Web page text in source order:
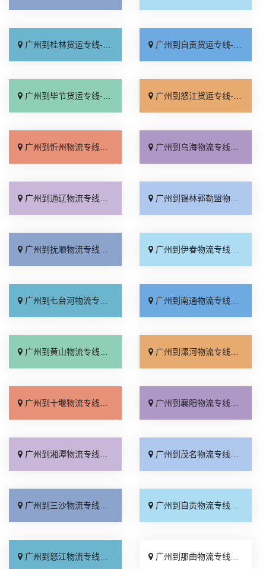
广州到桂林货运专线-广州到桂林物流公司_上门提货「市县派送」 广州到自贡货运专线-广州到自贡物流公司_多少一方「实时跟踪 」
广州到毕节货运专线-广州到毕节物流公司_每日发车「专业调车」 广州到怒江货运专线-广州到怒江物流公司_省事省心「全境到达」
广州到忻州物流专线_价格实惠「限时必达」 广州到乌海物流专线_直通专线「送货到门」
广州到通辽物流专线_按时送达「诚信经营」 广州到锡林郭勒盟物流专线_合理收费「全境配送」
广州到抚顺物流专线_准时到货「多少一吨」 广州到伊春物流专线_全程直达「多年经验」
广州到七台河物流专线_价格透明「快速响应」 广州到南通物流专线_市县派送「定点发车」
广州到黄山物流专线_每日发车「运费多少」 广州到漯河物流专线_价位合理「多年经验」
广州到十堰物流专线_放心物流「全程定位」 广州到襄阳物流专线_损坏理赔「高效快运」
广州到湘潭物流专线_上门提货「服务周到」 广州到茂名物流专线_几天到达「零担配货」
广州到三沙物流专线_物流拼车「损坏理赔」 广州到自贡物流专线_托运省心「专线查询」
广州到怒江物流专线_随叫随到「直达到站」 广州到那曲物流专线_专线直达「价格透明」